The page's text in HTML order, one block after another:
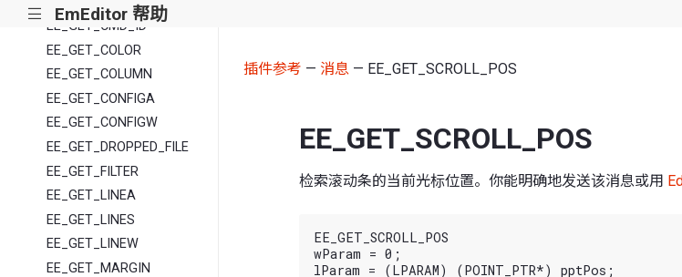
||| EmEditor 帮助
EE_GET_CMD_ID
EE_GET_COLOR
EE_GET_COLUMN
EE_GET_CONFIGA
EE_GET_CONFIGW
EE_GET_DROPPED_FILE
EE_GET_FILTER
EE_GET_LINEA
EE_GET_LINES
EE_GET_LINEW
EE_GET_MARGIN
插件参考 — 消息— EE_GET_SCROLL_POS
EE_GET_SCROLL_POS
检索滚动条的当前光标位置。你能明确地发送该消息或用
EE_GET_SCROLL_POS
wParam = 0;